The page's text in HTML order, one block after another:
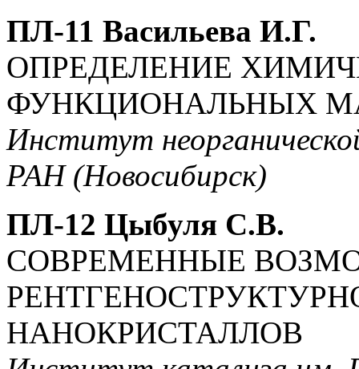
ПЛ-11 Васильева И.Г.
ОПРЕДЕЛЕНИЕ
ФУНКЦИОНАЛЬНЫХ
Институт
РАН (Новосибирск)
ПЛ-12 Цыбуля С.В.
СОВРЕМЕННЫЕ
НАНОКРИСТАЛЛОВ